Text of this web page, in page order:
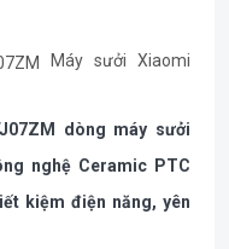
Máy sưởi Xiaomi
dòng máy sưởi
nghệ Ceramic PTC
kiệm điện năng, yên